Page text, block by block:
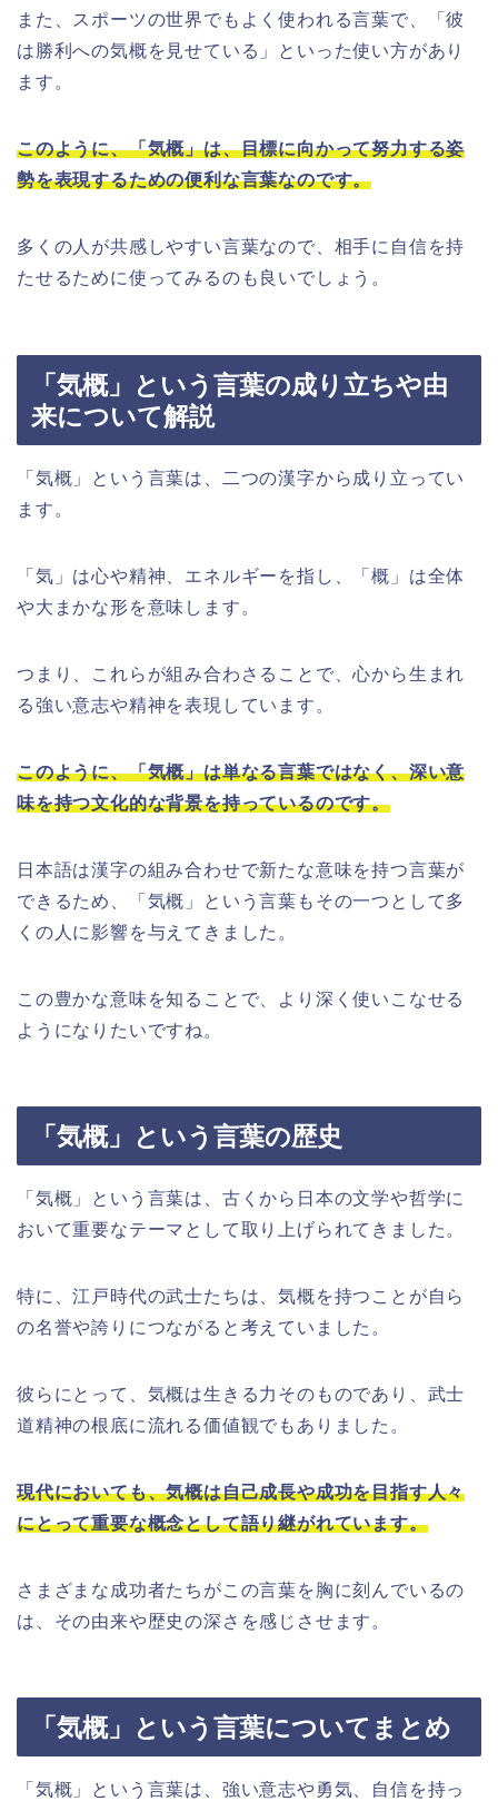
また、スポーツの世界でもよく使われる言葉で、「彼
は勝利への気概を見せている」といった使い方があり
ます。
このように、「気概」は、目標に向かって努力する姿
勢を表現するための便利な言葉なのです。
多くの人が共感しやすい言葉なので、相手に自信を持
たせるために使ってみるのも良いでしょう。
「気概」という言葉の成り立ちや由
来について解説
「気概」という言葉は、二つの漢字から成り立ってい
ます。
「気」は心や精神、エネルギーを指し、「概」は全体
や大まかな形を意味します。
つまり、これらが組み合わさることで、心から生まれ
る強い意志や精神を表現しています。
このように、「気概」は単なる言葉ではなく、深い意
味を持つ文化的な背景を持っているのです。
日本語は漢字の組み合わせで新たな意味を持つ言葉が
できるため、「気概」という言葉もその一つとして多
くの人に影響を与えてきました。
この豊かな意味を知ることで、より深く使いこなせる
ようになりたいですね。
「気概」という言葉の歴史
「気概」という言葉は、古くから日本の文学や哲学に
おいて重要なテーマとして取り上げられてきました。
特に、江戸時代の武士たちは、気概を持つことが自ら
の名誉や誇りにつながると考えていました。
彼らにとって、気概は生きる力そのものであり、武士
道精神の根底に流れる価値観でもありました。
現代においても、気概は自己成長や成功を目指す人々
にとって重要な概念として語り継がれています。
さまざまな成功者たちがこの言葉を胸に刻んでいるの
は、その由来や歴史の深さを感じさせます。
「気概」という言葉についてまとめ
「気概」という言葉は、強い意志や勇気、自信を持っ